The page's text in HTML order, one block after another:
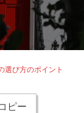
選び方のポイント
ピー